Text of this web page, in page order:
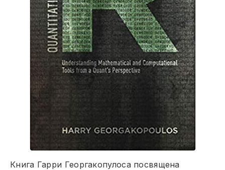
Книга Гарри Георгакопулоса посвящена